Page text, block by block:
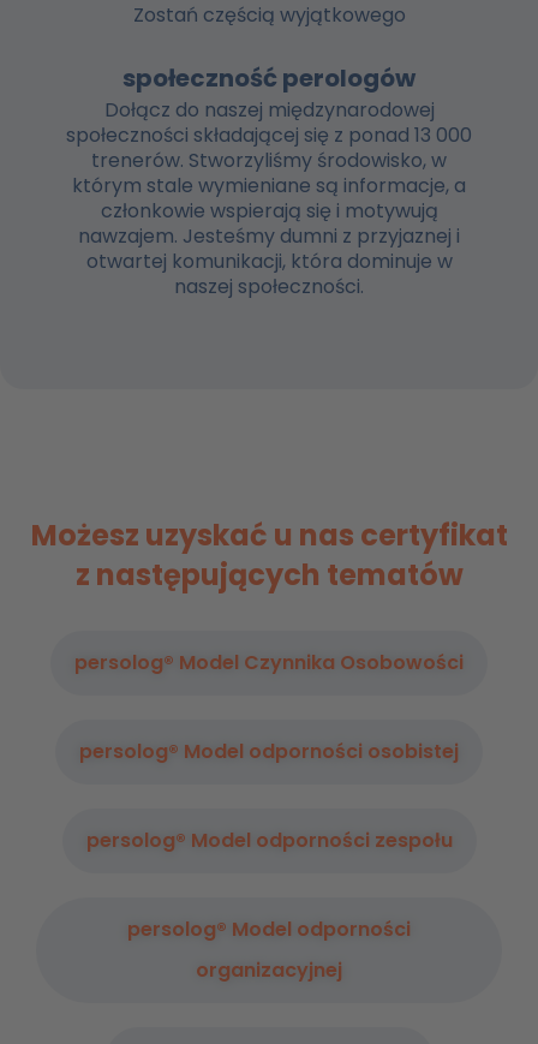
Zostań częścią wyjątkowego
społeczność perologów
Dołącz do naszej międzynarodowej
społeczności składającej się z ponad 13 000
trenerów. Stworzyliśmy środowisko, w
którym stale wymieniane są informacje, a
członkowie wspierają się i motywują
nawzajem. Jesteśmy dumni z przyjaznej i
otwartej komunikacji, która dominuje w
naszej społeczności.
Możesz uzyskać u nas certyfikat
z następujących tematów
persolog® Model Czynnika Osobowości
persolog® Model odporności osobistej
persolog® Model odporności zespołu
persolog® Model odporności
organizacyjnej